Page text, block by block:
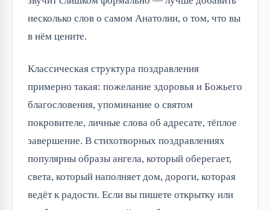
несколько слов о самом Анатолии, о том, что вы
в нём цените.
Классическая структура поздравления
примерно такая: пожелание здоровья и Божьего
благословения, упоминание о святом
покровителе, личные слова об адресате, тёплое
завершение. В стихотворных поздравлениях
популярны образы ангела, который оберегает,
света, который наполняет дом, дороги, которая
ведёт к радости. Если вы пишете открытку или